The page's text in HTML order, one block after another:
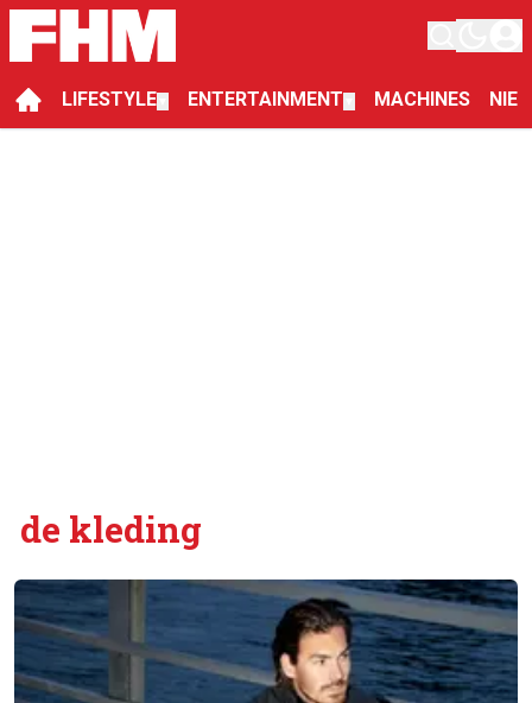
LIFESTYLE ENTERTAINMENT MACHINES
de kleding